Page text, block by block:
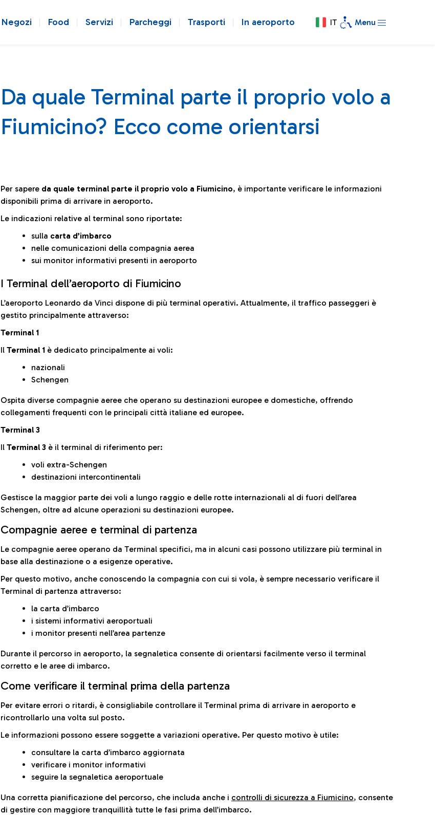
Negozi Food Servizi Parcheggi Trasporti In aeroporto IT Menu
Da quale Terminal parte il proprio volo a
Fiumicino? Ecco come orientarsi
Per sapere da quale terminal parte il proprio volo a Fiumicino, è importante verificare le informazioni
disponibili prima di arrivare in aeroporto.
Le indicazioni relative al terminal sono riportate:
sulla carta d’imbarco
nelle comunicazioni della compagnia aerea
sui monitor informativi presenti in aeroporto
I Terminal dell’aeroporto di Fiumicino
L’aeroporto Leonardo da Vinci dispone di più terminal operativi. Attualmente, il traffico passeggeri è
gestito principalmente attraverso:
Terminal 1
Il Terminal 1 è dedicato principalmente ai voli:
nazionali
Schengen
Ospita diverse compagnie aeree che operano su destinazioni europee e domestiche, offrendo
collegamenti frequenti con le principali città italiane ed europee.
Terminal 3
Il Terminal 3 è il terminal di riferimento per:
voli extra-Schengen
destinazioni intercontinentali
Gestisce la maggior parte dei voli a lungo raggio e delle rotte internazionali al di fuori dell’area
Schengen, oltre ad alcune operazioni su destinazioni europee.
Compagnie aeree e terminal di partenza
Le compagnie aeree operano da Terminal specifici, ma in alcuni casi possono utilizzare più terminal in
base alla destinazione o a esigenze operative.
Per questo motivo, anche conoscendo la compagnia con cui si vola, è sempre necessario verificare il
Terminal di partenza attraverso:
la carta d’imbarco
i sistemi informativi aeroportuali
i monitor presenti nell’area partenze
Durante il percorso in aeroporto, la segnaletica consente di orientarsi facilmente verso il terminal
corretto e le aree di imbarco.
Come verificare il terminal prima della partenza
Per evitare errori o ritardi, è consigliabile controllare il Terminal prima di arrivare in aeroporto e
ricontrollarlo una volta sul posto.
Le informazioni possono essere soggette a variazioni operative. Per questo motivo è utile:
consultare la carta d’imbarco aggiornata
verificare i monitor informativi
seguire la segnaletica aeroportuale
Una corretta pianificazione del percorso, che includa anche i controlli di sicurezza a Fiumicino, consente
di gestire con maggiore tranquillità tutte le fasi prima dell’imbarco.